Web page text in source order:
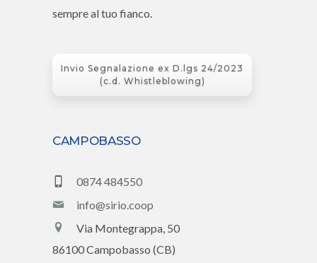
sempre al tuo fianco.
Invio Segnalazione ex D.lgs 24/2023
(c.d. Whistleblowing)
CAMPOBASSO
0874 484550
info@sirio.coop
Via Montegrappa, 50
86100 Campobasso (CB)